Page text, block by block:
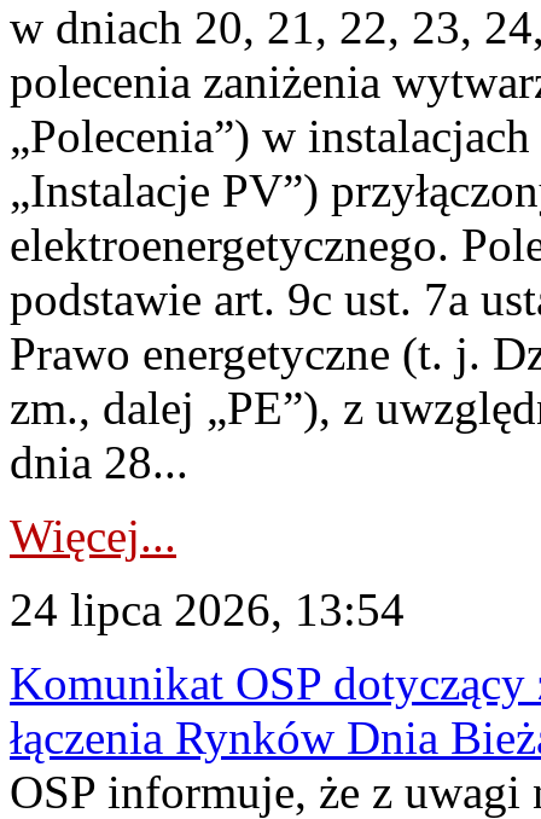
w dniach 20, 21, 22, 23,
polecenia zaniżenia
„Polecenia”) w
„Instalacje PV”)
elektroenergetycznego.
podstawie art. 9c ust. 7a
Prawo energetyczne (t. j.
zm., dalej „PE”), z
dnia 28...
Więcej...
24 lipca 2026, 13:54
Komunikat OSP dotyczący
łączenia Rynków Dnia
OSP informuje, że z uwagi